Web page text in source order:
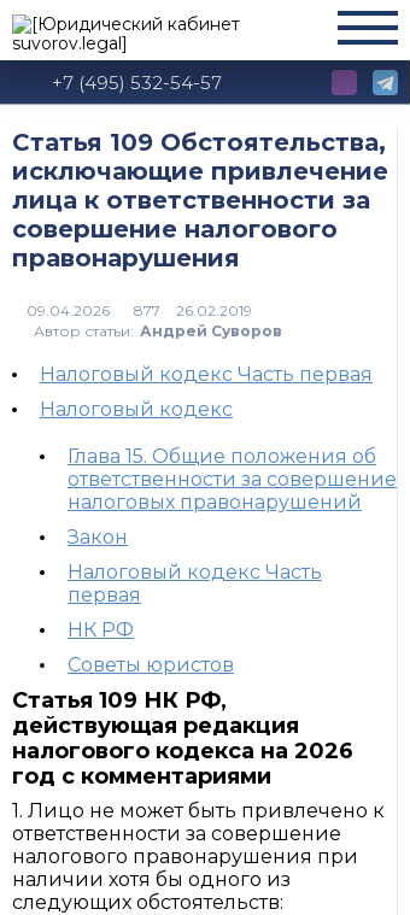
+7 (495) 532-54-57
Статья 109 Обстоятельства,
исключающие привлечение
лица к ответственности за
совершение налогового
правонарушения
877
Автор статьи: Андрей Суворов
Налоговый кодекс Часть первая
Налоговый кодекс
Глава 15. Общие положения об
ответственности за совершение
налоговых правонарушений
Закон
Налоговый кодекс Часть
первая
НК РФ
Советы юристов
Статья 109 НК РФ,
действующая редакция
налогового кодекса на 2026
год с комментариями
1. Лицо не может быть привлечено к
ответственности за совершение
налогового правонарушения при
наличии хотя бы одного из
следующих обстоятельств: